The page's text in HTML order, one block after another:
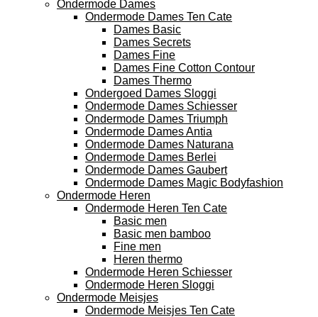
Ondermode Dames
Ondermode Dames Ten Cate
Dames Basic
Dames Secrets
Dames Fine
Dames Fine Cotton Contour
Dames Thermo
Ondergoed Dames Sloggi
Ondermode Dames Schiesser
Ondermode Dames Triumph
Ondermode Dames Antia
Ondermode Dames Naturana
Ondermode Dames Berlei
Ondermode Dames Gaubert
Ondermode Dames Magic Bodyfashion
Ondermode Heren
Ondermode Heren Ten Cate
Basic men
Basic men bamboo
Fine men
Heren thermo
Ondermode Heren Schiesser
Ondermode Heren Sloggi
Ondermode Meisjes
Ondermode Meisjes Ten Cate